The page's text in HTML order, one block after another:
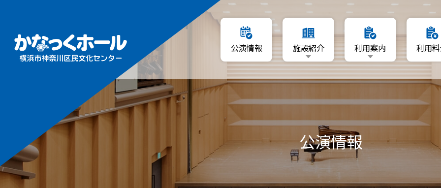
公演情報 施設紹介
ギャラリーA・B
音楽ルーム
利用案内
利用者登録について
資料ダウンロード
利用
フロアマップ
ギャラリーA・B
音楽ルーム
練習室A・B
利用日を指定
空いている日程から利用
利用者登録について
公演情報